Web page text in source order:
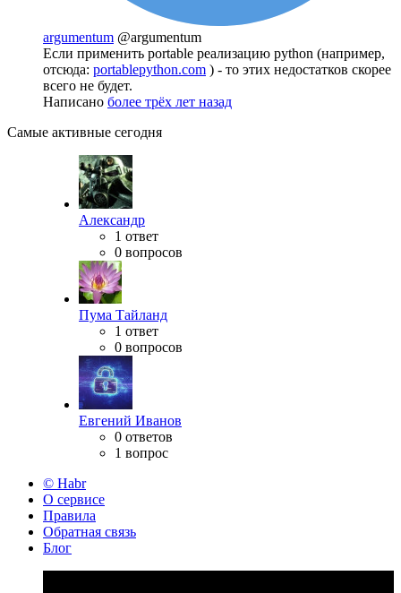
argumentum @argumentum
Если применить portable реализацию python (например,
отсюда: portablepython.com ) - то этих недостатков скорее
всего не будет.
Написано более трёх лет назад
Самые активные сегодня
Александр
1 ответ
0 вопросов
Пума Тайланд
1 ответ
0 вопросов
Евгений Иванов
0 ответов
1 вопрос
© Habr
О сервисе
Правила
Обратная связь
Блог